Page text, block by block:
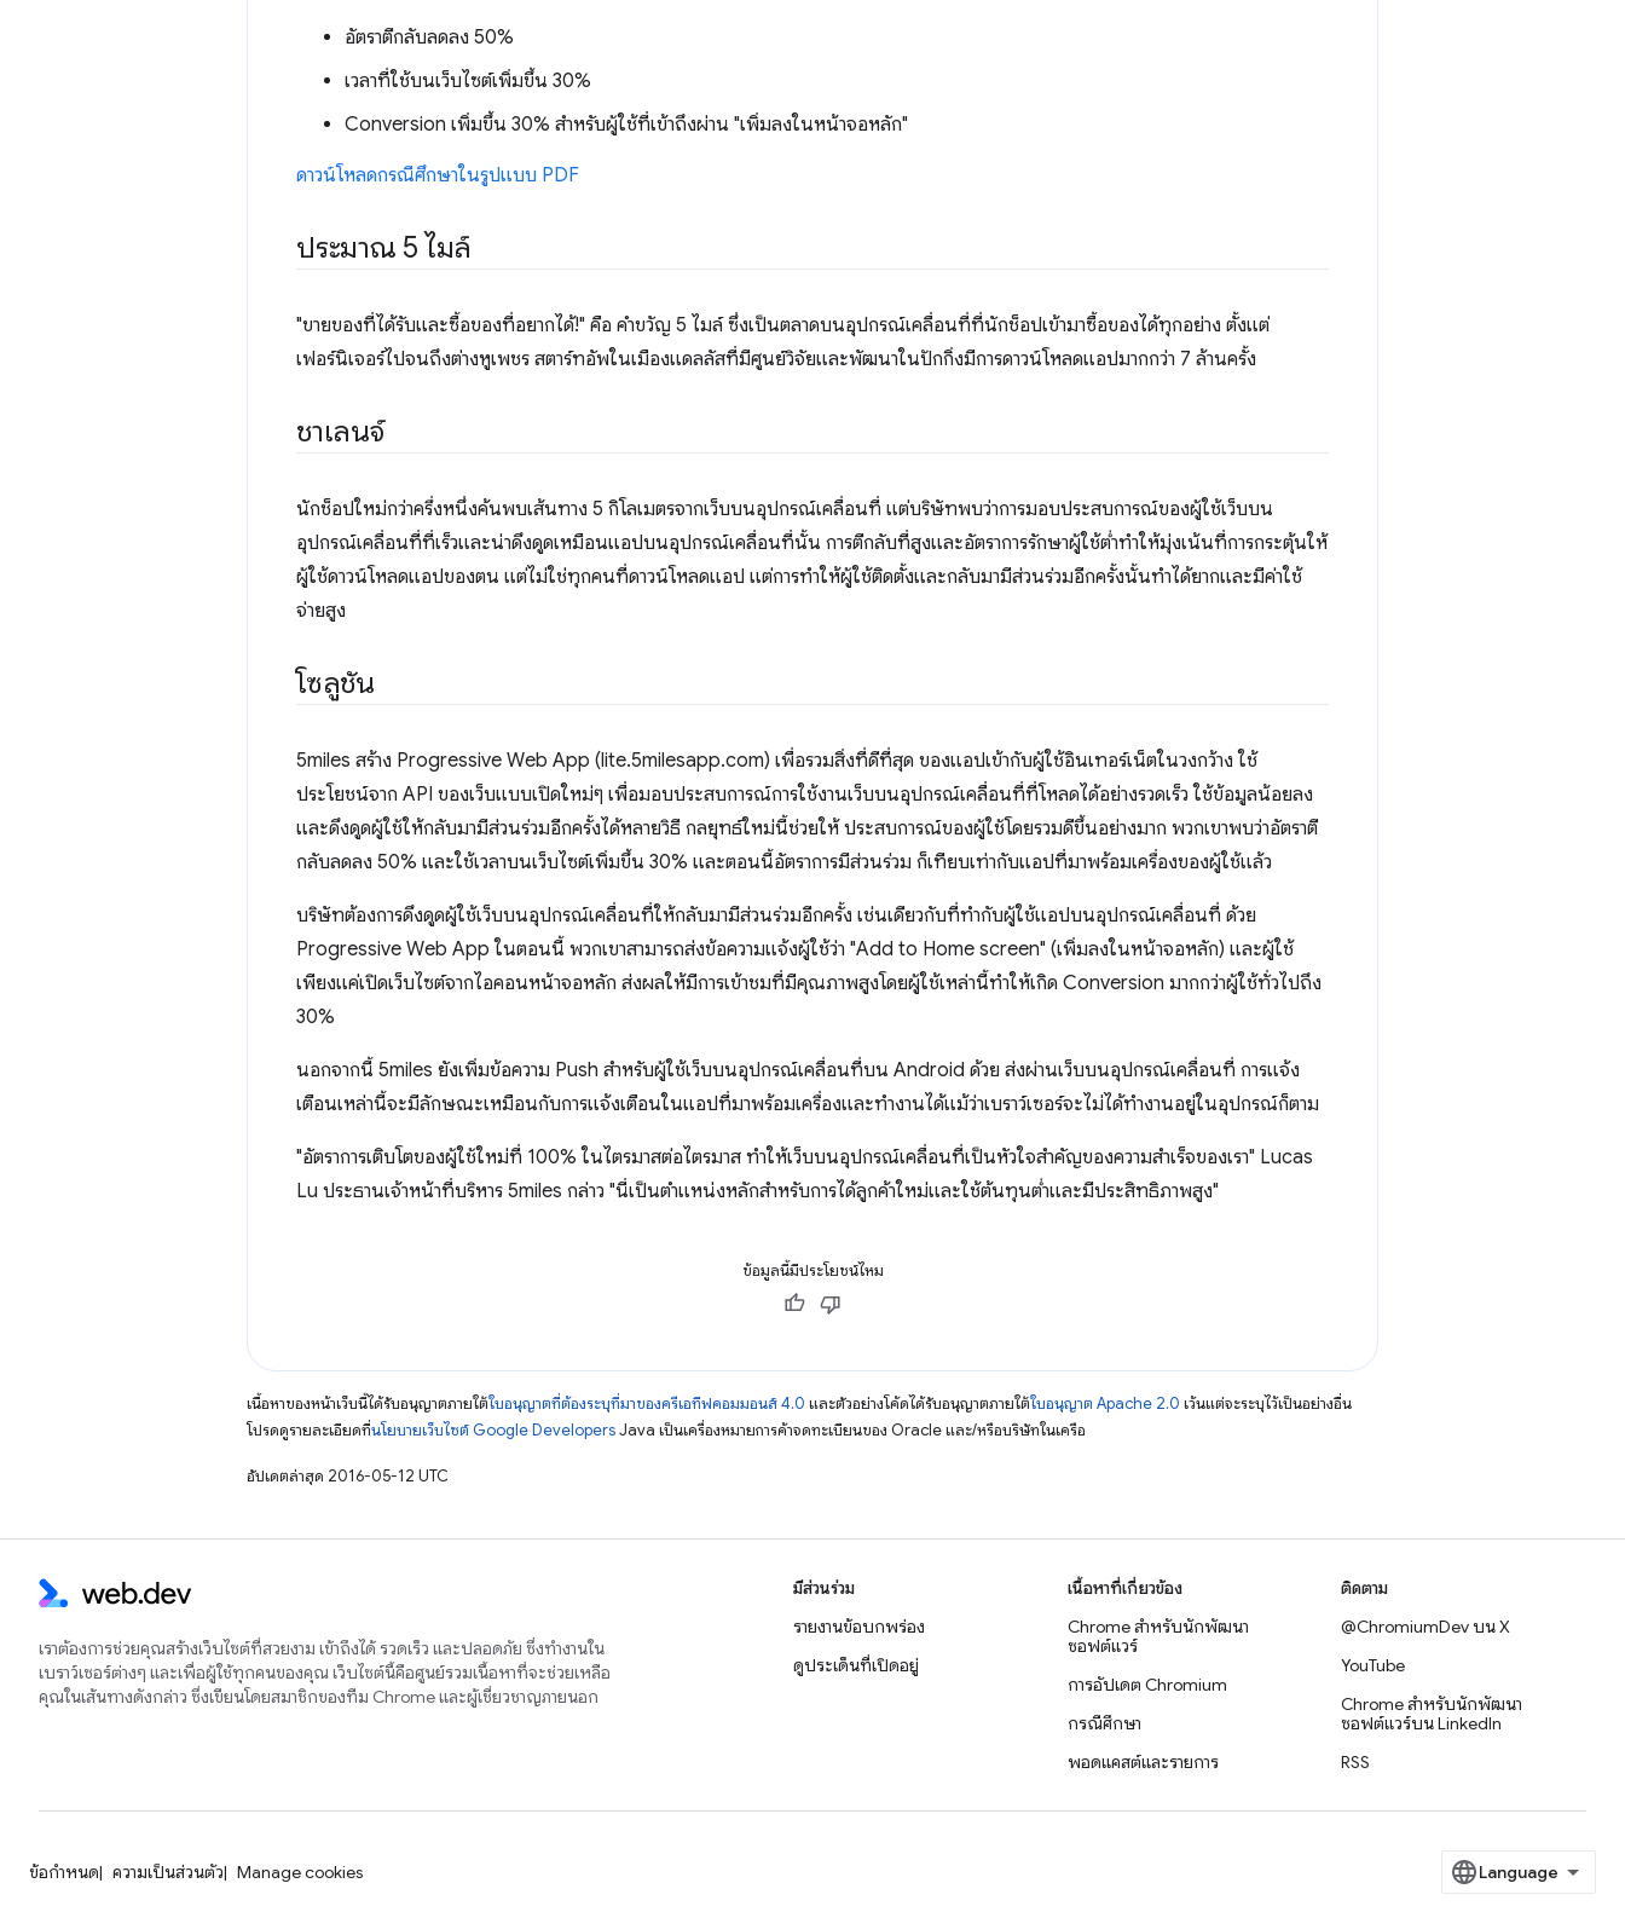
อัตราตีกลับลดลง 50%
เวลาที่ใช้บนเว็บไซต์เพิ่มขึ้น 30%
Conversion เพิ่มขึ้น 30% สำหรับผู้ใช้ที่เข้าถึงผ่าน "เพิ่มลงในหน้าจอหลัก"
ดาวน์โหลดกรณีศึกษาในรูปแบบ PDF
ประมาณ 5 ไมล์
"ขายของที่ได้รับและซื้อของที่อยากได้!" คือ คำขวัญ 5 ไมล์ ซึ่งเป็นตลาดบนอุปกรณ์เคลื่อนที่ที่นักช็อปเข้ามาซื้อของได้ทุกอย่าง ตั้งแต่
เฟอร์นิเจอร์ไปจนถึงต่างหูเพชร สตาร์ทอัพในเมืองแดลลัสที่มีศูนย์วิจัยและพัฒนาในปักกิ่งมีการดาวน์โหลดแอปมากกว่า 7 ล้านครั้ง
ชาเลนจ์
นักช็อปใหม่กว่าครึ่งหนึ่งค้นพบเส้นทาง 5 กิโลเมตรจากเว็บบนอุปกรณ์เคลื่อนที่ แต่บริษัทพบว่าการมอบประสบการณ์ของผู้ใช้เว็บบน
อุปกรณ์เคลื่อนที่ที่เร็วและน่าดึงดูดเหมือนแอปบนอุปกรณ์เคลื่อนที่นั้น การตีกลับที่สูงและอัตราการรักษาผู้ใช้ต่ำทำให้มุ่งเน้นที่การกระตุ้นให้
ผู้ใช้ดาวน์โหลดแอปของตน แต่ไม่ใช่ทุกคนที่ดาวน์โหลดแอป แต่การทำให้ผู้ใช้ติดตั้งและกลับมามีส่วนร่วมอีกครั้งนั้นทำได้ยากและมีค่าใช้
จ่ายสูง
โซลูชัน
5miles สร้าง Progressive Web App (lite.5milesapp.com) เพื่อรวมสิ่งที่ดีที่สุด ของแอปเข้ากับผู้ใช้อินเทอร์เน็ตในวงกว้าง ใช้
ประโยชน์จาก API ของเว็บแบบเปิดใหม่ๆ เพื่อมอบประสบการณ์การใช้งานเว็บบนอุปกรณ์เคลื่อนที่ที่โหลดได้อย่างรวดเร็ว ใช้ข้อมูลน้อยลง
และดึงดูดผู้ใช้ให้กลับมามีส่วนร่วมอีกครั้งได้หลายวิธี กลยุทธ์ใหม่นี้ช่วยให้ ประสบการณ์ของผู้ใช้โดยรวมดีขึ้นอย่างมาก พวกเขาพบว่าอัตราตี
กลับลดลง 50% และใช้เวลาบนเว็บไซต์เพิ่มขึ้น 30% และตอนนี้อัตราการมีส่วนร่วม ก็เทียบเท่ากับแอปที่มาพร้อมเครื่องของผู้ใช้แล้ว
บริษัทต้องการดึงดูดผู้ใช้เว็บบนอุปกรณ์เคลื่อนที่ให้กลับมามีส่วนร่วมอีกครั้ง เช่นเดียวกับที่ทำกับผู้ใช้แอปบนอุปกรณ์เคลื่อนที่ ด้วย
Progressive Web App ในตอนนี้ พวกเขาสามารถส่งข้อความแจ้งผู้ใช้ว่า "Add to Home screen" (เพิ่มลงในหน้าจอหลัก) และผู้ใช้
เพียงแค่เปิดเว็บไซต์จากไอคอนหน้าจอหลัก ส่งผลให้มีการเข้าชมที่มีคุณภาพสูงโดยผู้ใช้เหล่านี้ทำให้เกิด Conversion มากกว่าผู้ใช้ทั่วไปถึง
30%
นอกจากนี้ 5miles ยังเพิ่มข้อความ Push สำหรับผู้ใช้เว็บบนอุปกรณ์เคลื่อนที่บน Android ด้วย ส่งผ่านเว็บบนอุปกรณ์เคลื่อนที่ การแจ้ง
เตือนเหล่านี้จะมีลักษณะเหมือนกับการแจ้งเตือนในแอปที่มาพร้อมเครื่องและทำงานได้แม้ว่าเบราว์เซอร์จะไม่ได้ทำงานอยู่ในอุปกรณ์ก็ตาม
"อัตราการเติบโตของผู้ใช้ใหม่ที่ 100% ในไตรมาสต่อไตรมาส ทำให้เว็บบนอุปกรณ์เคลื่อนที่เป็นหัวใจสำคัญของความสำเร็จของเรา" Lucas
Lu ประธานเจ้าหน้าที่บริหาร 5miles กล่าว "นี่เป็นตำแหน่งหลักสำหรับการได้ลูกค้าใหม่และใช้ต้นทุนต่ำและมีประสิทธิภาพสูง"
ข้อมูลนี้มีประโยชน์ไหม
เนื้อหาของหน้าเว็บนี้ได้รับอนุญาตภายใต้ใบอนุญาตที่ต้องระบุที่มาของครีเอทีฟคอมมอนส์ 4.0 และตัวอย่างโค้ดได้รับอนุญาตภายใต้ใบอนุญาต Apache 2.0 เว้นแต่จะระบุไว้เป็นอย่างอื่น
โปรดดูรายละเอียดที่นโยบายเว็บไซต์ Google DevelopersJava เป็นเครื่องหมายการค้าจดทะเบียนของ Oracle และ/หรือบริษัทในเครือ
อัปเดตล่าสุด 2016-05-12 UTC
เราต้องการช่วยคุณสร้างเว็บไซต์ที่สวยงาม เข้าถึงได้ รวดเร็ว และปลอดภัย ซึ่งทำงานใน
เบราว์เซอร์ต่างๆ และเพื่อผู้ใช้ทุกคนของคุณ เว็บไซต์นี้คือศูนย์รวมเนื้อหาที่จะช่วยเหลือ
คุณในเส้นทางดังกล่าว ซึ่งเขียนโดยสมาชิกของทีม Chrome และผู้เชี่ยวชาญภายนอก
มีส่วนร่วม
รายงานข้อบกพร่อง
ดูประเด็นที่เปิดอยู่
เนื้อหาที่เกี่ยวข้อง
Chrome สำหรับนักพัฒนา
ซอฟต์แวร์
การอัปเดต Chromium
กรณีศึกษา
พอดแคสต์และรายการ
ติดตาม
@ChromiumDev บน X
YouTube
Chrome สำหรับนักพัฒนา
ซอฟต์แวร์บน LinkedIn
RSS
ข้อกำหนด ความเป็นส่วนตัว Manage cookies